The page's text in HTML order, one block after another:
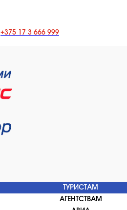
+375 17 3 666 999
ТУРИСТАМ
АГЕНТСТВАМ